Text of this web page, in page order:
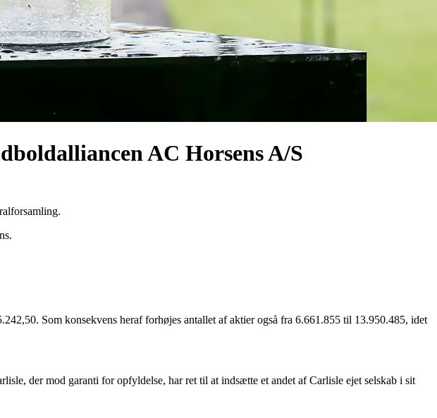
AC Horsens A/S
Som konsekvens heraf forhøjes antallet af aktier også fra 6.661.855 til 13.950.485, idet
der mod garanti for opfyldelse, har ret til at indsætte et andet af Carlisle ejet selskab i sit